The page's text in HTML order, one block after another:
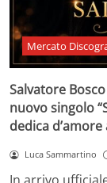
Mercato
Salvatore
nuovo singolo
dedica
Luca Sammartino